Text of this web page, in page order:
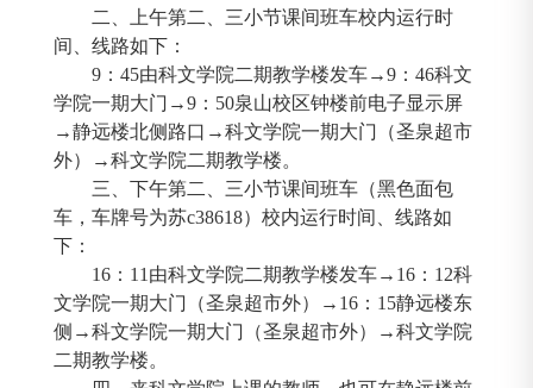
二、上午第二、三小节课间班车校内运行时
间、线路如下：
9 ： 45由科文学院二期教学楼发车→9 ： 46科文
学院一期大门→9 ： 50泉山校区钟楼前电子显示屏
→静远楼北侧路口→科文学院一期大门（圣泉超市
外）→科文学院二期教学楼。
三、下午第二、三小节课间班车（黑色面包
车，车牌号为苏c38618）校内运行时间、线路如
下：
16 ： 11 由科文学院二期教学楼发车→ 16 ： 12科
文学院一期大门（圣泉超市外）→ 16 ： 15静远楼东
侧→科文学院一期大门（圣泉超市外）→科文学院
二期教学楼。